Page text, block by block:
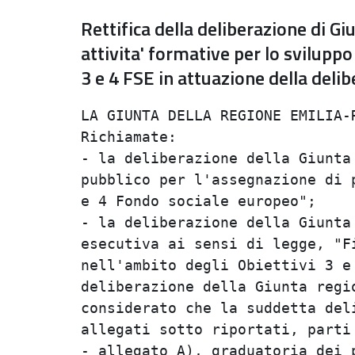
Rettifica della deliberazione di
attivita' formative per lo
3 e 4 FSE in attuazione della
LA GIUNTA DELLA REGIONE EMILIA-ROMAGNA                                          
Richiamate:                                                                     
- la deliberazione della Giunta regionale n. 52 del 25/1/1999 "Avviso           
pubblico per l'assegnazione di progetti nell'ambito degli Obiettivi 3           
e 4 Fondo sociale europeo";                                                     
- la deliberazione della Giunta regionale n. 1105 del 29/6/1999,                
esecutiva ai sensi di legge, "Finanziamento delle attivita' formative           
nell'ambito degli Obiettivi 3 e 4 - FSE in attuazione della                     
deliberazione della Giunta regionale 52/99";                                    
considerato che la suddetta deliberazione 1105/99 e' corredata degli            
allegati sotto riportati, parti integranti del medesimo atto:                   
- allegato A), graduatoria dei progetti ammissibili per quanto                  
attiene l'Obiettivo 3;                                                          
- allegato B), graduatoria dei progetti ammissibili per quanto                  
attiene l'Obiettivo 4;                                                          
- allegato C), elenco delle iniziative da finanziare, secondo                   
l'ordine della graduatoria sopra citata, riguardanti l'Obiettivo 3;             
- allegato D), elenco delle iniziative da finanziare, secondo                   
l'ordine della graduatoria sopra citata, riguardanti l'Obiettivo 4;             
rilevato che nei sopra citati allegati A) e C), per mero errore                 
materiale, e' stato riportato quanto segue:                                     
- il soggetto attuatore dei progetti nn. 141 - 142 - 143 - 144 - 147            
- 149 e' stato indicato come Ecipar Forli' Scarl - Viale Roma - 47100           
Forli' - anziche' la costituenda ATI tra Ecipar Forli'-Cesena, Ecap             
E.R., Efeso E.R. ed Enfap Forli';                                               
- il soggetto attuatore dei progetti nn. 201 - 202 e' stato indicato            
come Ecap Emilia-Romagna Soc. cooperativa a rl - Via Bigari n. 3 -              
40128 Bologna - anziche' la costituenda ATI tra "Ecap E.R., Ecipar              
Forli'-Cesena, Efeso E.R. ed Enfap Forli'";                                     
- il soggetto attuatore del progetto n. 107 e' stato indicato come              
Enfap Emilia-Romagna - Via Bigari n. 3 - 40128 Bologna - anziche' la            
costituenda ATI tra Enfap Forli', Ecap E.R., Ecipar Forli'-Cesena ed            
Efeso E.R.;                                                                     
considerato che nel sopra citato allegato A), per mero errore                   
materiale, e' stato attribuita la titolarita' del progetto n. 203 al            
soggetto attuatore Ecap Emilia-Romagna Soc. cooperativa a rl - Via              
Bigari n. 3 - 40128 Bologna, anziche' alla costituenda ATI tra Ecap             
E.R., Ecipar Forli'-Cesena, Efeso E.R. ed Enfap Forli';                         
rilevato inoltre che nei sopra citati allegati B) e D), per mero                
errore materiale, e' stato riportato quanto segue:                              
- il soggetto attuatore dei progetti n. 145 - 146 - 150 e' stato                
indicato come Ecipar Forli' scarl - Viale Roma - 47100 Forli' -                 
anziche' la costituenda ATI tra Ecipar Forli'-Cesena, Ecap, E.R.,               
Efeso E.R. ed Enfap Forli';                                                     
- il soggetto attuatore del progetto n. 106 e' stato indicato come              
Enfap Emilia-Romagna - Via Bigari n. 3 - 40128 Bologna - anziche' la            
costituenda